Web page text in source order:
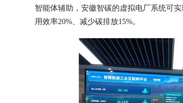
智能体辅助，安徽智碳的虚拟电厂系统可
用效率20%、减少碳排放15%。